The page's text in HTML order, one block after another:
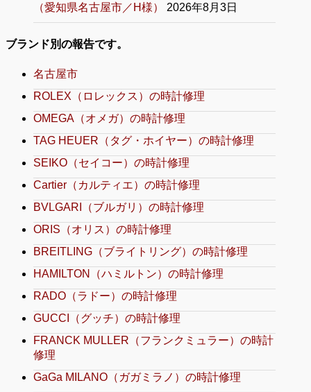
（愛知県名古屋市／H様）
2026年8月3日
ブランド別の報告です。
名古屋市
ROLEX（ロレックス）の時計修理
OMEGA（オメガ）の時計修理
TAG HEUER（タグ・ホイヤー）の時計修理
SEIKO（セイコー）の時計修理
Cartier（カルティエ）の時計修理
BVLGARI（ブルガリ）の時計修理
ORIS（オリス）の時計修理
BREITLING（ブライトリング）の時計修理
HAMILTON（ハミルトン）の時計修理
RADO（ラドー）の時計修理
GUCCI（グッチ）の時計修理
FRANCK MULLER（フランクミュラー）の時計
修理
GaGa MILANO（ガガミラノ）の時計修理